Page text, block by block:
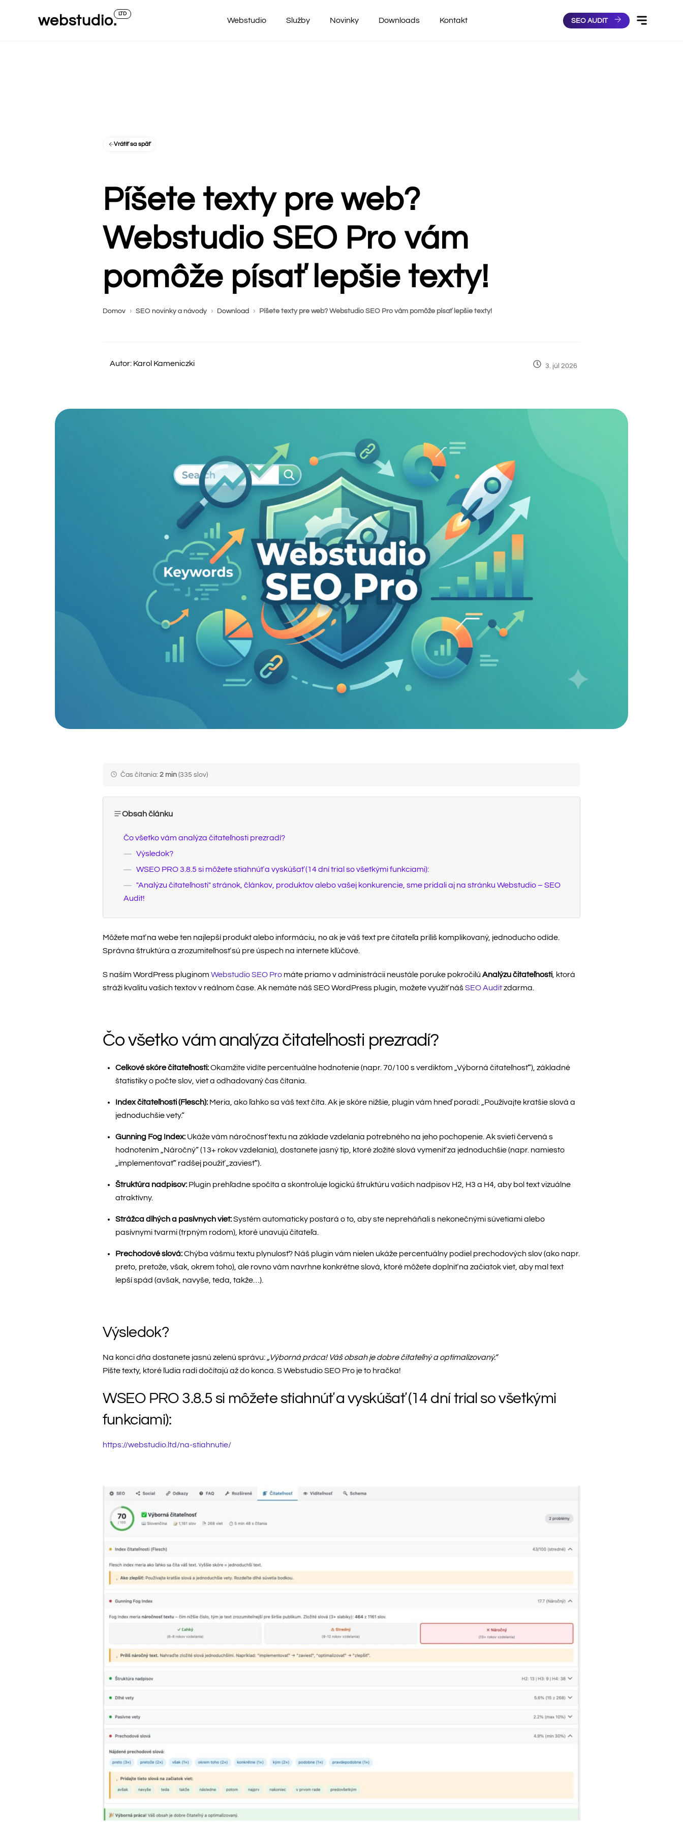
webstudio. LTD
Webstudio Služby Novinky Downloads Kontakt SEO AUDIT
Vrátiť sa späť
Píšete texty pre web?
Webstudio SEO Pro vám
pomôže písať lepšie texty!
Domov › SEO novinky a návody › Download › Píšete texty pre web? Webstudio SEO Pro vám pomôže písať lepšie texty!
Autor: Karol Kameniczki 3 júl 2026
Čas čítania: 2 min(335 slov)
Obsah článku
Čo všetko vám analýza čitateľnosti prezradí?
Výsledok?
WSEO PRO 3.8.5 si môžete stiahnúť a vyskúšať (14 dní trial so všetkými funkciami):
"Analýzu čitateľnosti" stránok, článkov, produktov alebo vašej konkurencie, sme pridali aj na stránku Webstudio – SEO
Audit!
Môžete mať na webe ten najlepší produkt alebo informáciu, no ak je váš text pre čitateľa príliš komplikovaný, jednoducho odíde.
Správna štruktúra a zrozumiteľnosť sú pre úspech na internete kľúčové.
S naším WordPress pluginom Webstudio SEO Promáte priamo v administrácii neustále poruke pokročilú Analýzu čitateľnosti, ktorá
stráži kvalitu vašich textov v reálnom čase. Ak nemáte náš SEO WordPress plugin, možete využiť nášSEO Auditzdarma.
Čo všetko vám analýza čitateľnosti prezradí?
Celkové skóre čitateľnosti:Okamžite vidíte percentuálne hodnotenie (napr. 70/100 s verdiktom „Výborná čitateľnosť“), základné
štatistiky o počte slov, viet a odhadovaný čas čítania.
Index čitateľnosti (Flesch): Meria, ako ľahko sa váš text číta. Ak je skóre nižšie, plugin vám hneď poradí: „Používajte kratšie slová a
jednoduchšie vety.“
Gunning Fog Index: Ukáže vám náročnosť textu na základe vzdelania potrebného na jeho pochopenie. Ak svieti červená s
hodnotením „Náročný“ (13+ rokov vzdelania), dostanete jasný tip, ktoré zložité slová vymeniť za jednoduchšie (napr. namiesto
„implementovať“ radšej použiť „zaviesť“).
Štruktúra nadpisov: Plugin prehľadne spočíta a skontroluje logickú štruktúru vašich nadpisov H2, H3 a H4, aby bol text vizuálne
atraktívny.
Strážca dlhých a pasívnych viet:Systém automaticky postará o to, aby ste nepreháňali s nekonečnými súvetiami alebo
pasívnymi tvarmi (trpným rodom), ktoré unavujú čitateľa.
Prechodové slová:Chýba vášmu textu plynulosť? Náš plugin vám nielen ukáže percentuálny podiel prechodových slov (ako napr.
preto, pretože, však, okrem toho), ale rovno vám navrhne konkrétne slová, ktoré môžete doplniť na začiatok viet, aby mal text
lepší spád (avšak, navyše, teda, takže…).
Výsledok?
Na konci dňa dostanete jasnú zelenú správu:„Výborná práca! Váš obsah je dobre čitateľný a optimalizovaný.“
Píšte texty, ktoré ľudia radi dočítajú až do konca. S Webstudio SEO Pro je to hračka!
WSEO PRO 3.8.5 si môžete stiahnúť a vyskúšať (14 dní trial so všetkými
funkciami):
https://webstudio.ltd/na-stiahnutie/